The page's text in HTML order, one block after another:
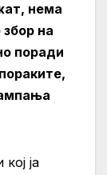
нема
на
поради
ја